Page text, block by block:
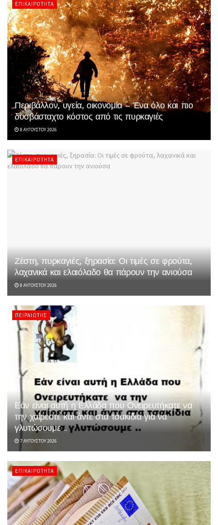
ΕΠΙΚΑΙΡΌΤΗΤΑ
Περιβάλλον, υγεία, οικονομία – Ένα όλο και πιο
δυσβάσταχτο κόστος από τις πυρκαγιές
8 ΑΥΓΟΎΣΤΟΥ 2026
ΕΠΙΚΑΙΡΌΤΗΤΑ
Ζέστη, πυρκαγιές, ξηρασία: Οι τιμές σε φρούτα,
λαχανικά και ελαιόλαδο θα πάρουν την ανιούσα
8 ΑΥΓΟΎΣΤΟΥ 2026
ΠΕΙΡΑΙΏΤΗΣ
Εάν είναι αυτή η Ελλάδα που Ονειρευτήκατε να
την χαίρεστε και άντε στα τσακίδια για να
γλυτώσουμε ..
7 ΑΥΓΟΎΣΤΟΥ 2026
ΕΠΙΚΑΙΡΌΤΗΤΑ